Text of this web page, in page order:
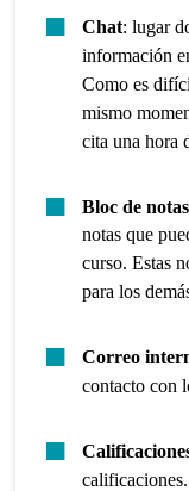
Chat: lugar
información
Como es
mismo
cita una hora
Bloc de notas
notas que
curso. Estas
para los
Correo
contacto con
calificaciones.